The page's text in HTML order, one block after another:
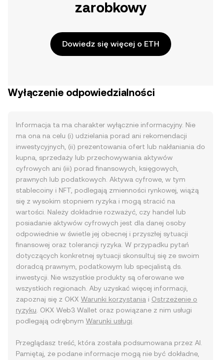
zarobkowy
Dowiedz się więcej o ETH
Wyłączenie odpowiedzialności
Informacja ta ma charakter wyłącznie informacyjny. Nie
ma ona na celu (i) udzielania porad ani rekomendacji
inwestycyjnych, (ii) prezentowania ofert lub nakłaniania do
kupna, sprzedaży lub przechowywania aktywów
cyfrowych ani (iii) porad finansowych, księgowych,
prawnych lub podatkowych. Aktywa cyfrowe, w tym
stablecoiny i NFT, podlegają zmienności rynkowej, wiążą
się z wysokim stopniem ryzyka i mogą stracić na
wartości. Należy dokładnie rozważyć, czy handel lub
posiadanie aktywów cyfrowych jest dla danej osoby
odpowiednie w świetle jej obecnej i przyszłej sytuacji
finansowej oraz tolerancji ryzyka. W przypadku pytań
dotyczących konkretnej sytuacji skonsultuj się ze swoim
doradcą prawnym, podatkowym lub specjalistą ds.
inwestycji. Nie wszystkie produkty są oferowane we
wszystkich regionach. Aby uzyskać więcej informacji,
zapoznaj się z OKX Warunki korzystania i Ostrzeżenie o
ryzyku . OKX Web3 Wallet oraz powiązane z nim usługi
podlegają odrębnym Warunki usługi
Przeglądasz treść, która została podsumowana przez AI.
Pamiętaj, że podane informacje mogą nie być dokładne,